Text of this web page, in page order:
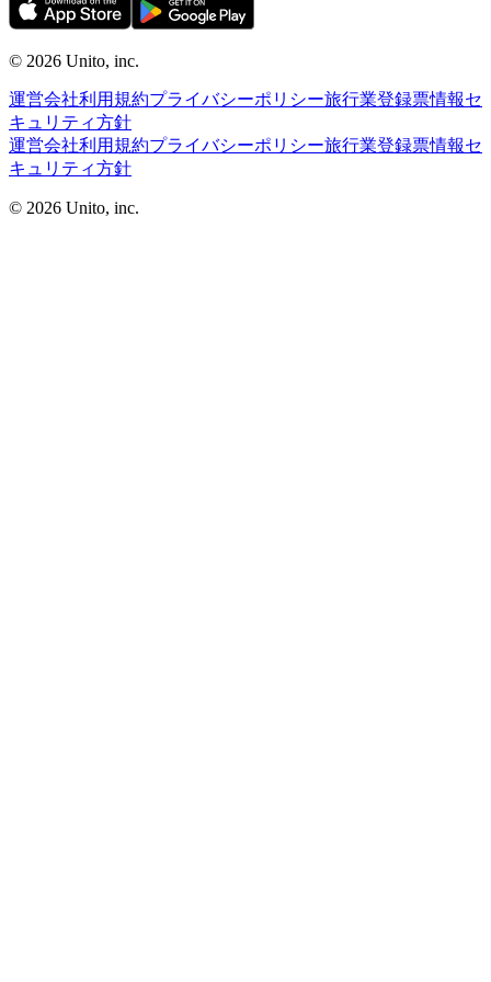
©︎ 2026 Unito, inc.
運営会社利用規約プライバシーポリシー旅行業登録票情報セ
キュリティ方針
運営会社利用規約プライバシーポリシー旅行業登録票情報セ
キュリティ方針
©︎ 2026 Unito, inc.